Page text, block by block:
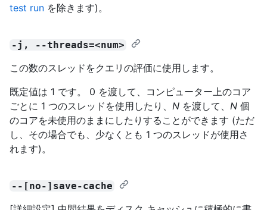
test run を除きます)。
-j, --threads=<num>
この数のスレッドをクエリの評価に使用します。
既定値は 1 です。 0 を渡して、コンピューター上のコア
ごとに 1 つのスレッドを使用したり、 N を渡して、 N 個
のコアを未使用のままにしたりすることができます (ただ
し、その場合でも、少なくとも 1 つのスレッドが使用さ
れます)。
--[no-]save-cache